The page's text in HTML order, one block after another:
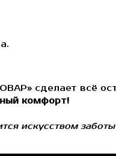
сделает всё
комфорт!
искусством